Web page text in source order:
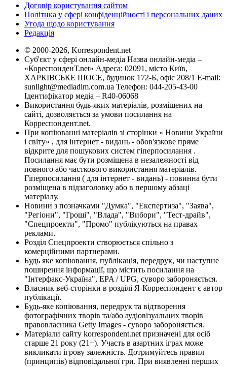
Договір користування сайтом
Політика у сфері конфіденційності і персональних даних
Угода щодо користування
Редакція
© 2000-2026, Korrespondent.net
Суб'єкт у сфері онлайн-медіа Назва онлайн-медіа –
«КореспонденТ.net» Адреса: 02091, місто Київ,
ХАРКІВСЬКЕ ШОСЕ, будинок 172-Б, офіс 208/1 E-mail:
sunlight@mediadim.com.ua Телефон: 044-205-43-00
Ідентифікатор медіа – R40-06068
Використання будь-яких матеріалів, розміщених на
сайті, дозволяється за умови посилання на
Корреспондент.net.
При копіюванні матеріалів зі сторінки « Новини України
і світу» , для інтернет - видань - обов'язкове пряме
відкрите для пошукових систем гіперпосилання .
Посилання має бути розміщена в незалежності від
повного або часткового використання матеріалів.
Гіперпосилання ( для інтернет - видань) - повинна бути
розміщена в підзаголовку або в першому абзаці
матеріалу.
Новини з позначками "Думка", "Експертиза", "Заява",
"Регіони", "Гроші", "Влада", "Вибори", "Тест-драйв",
"Спецпроекти", "Промо" публікуються на правах
реклами.
Розділ Спецпроекти створюється спільно з
комерційними партнерами.
Будь яке копіювання, публікація, передрук, чи наступне
поширення інформації, що містить посилання на
"Інтерфакс-Україна", EPA / UPG, суворо забороняється.
Власник веб-сторінки в розділі Я-Корреспондент є автор
публікації.
Будь-яке копіювання, передрук та відтворення
фотографічних творів та/або аудіовізуальних творів
правовласника Getty Images - суворо забороняється.
Матеріали сайту korrespondent.net призначені для осіб
старше 21 року (21+). Участь в азартних іграх може
викликати ігрову залежність. Дотримуйтесь правил
(принципів) відповідальної гри. При виявленні перших